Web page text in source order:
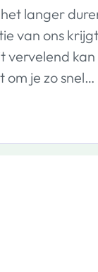
langer
van ons
vervelend kan
om je zo snel